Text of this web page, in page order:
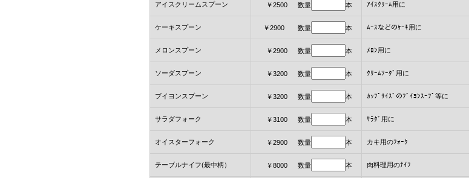
アイスクリームスプーン ￥2500 数量 本 ｱｲｽｸﾘｰﾑ用に
ケーキスプーン ￥2900 数量 本 ﾑｰｽなどのｹｰｷ用に
メロンスプーン ￥2900 数量 本 ﾒﾛﾝ用に
ソーダスプーン ￥3200 数量 本 ｸﾘｰﾑｿｰﾀﾞ用に
ブイヨンスプーン ￥3200 数量 本 ｶｯﾌﾟｻｲｽﾞのﾌﾞｲﾖﾝｽｰﾌﾟ等に
サラダフォーク ￥3100 数量 本 ｻﾗﾀﾞ用に
オイスターフォーク ￥2900 数量 本 カキ用のﾌｫｰｸ
テーブルナイフ(最中柄） ￥8000 数量 本 肉料理用のﾅｲﾌ